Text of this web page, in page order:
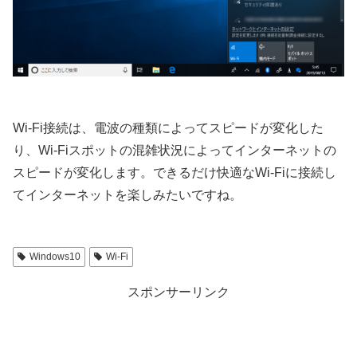
Wi-Fi接続は、電波の種類によってスピードが変化した
り、Wi-Fiスポットの混雑状況によってインターネットの
スピードが変化します。できるだけ快適なWi-Fiに接続し
てインターネットを楽しみたいですね。
Windows10 Wi-Fi
スポンサーリンク